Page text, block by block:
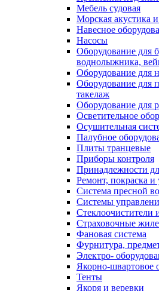
Мебель судовая
Морская акустика
Навесное
Насосы
Оборудование для
воднолыжника,
Оборудование для
Оборудование для
такелаж
Оборудование для
Осветительное
Осушительная
Палубное
Плиты транцевые
Приборы контроля
Принадлежности
Ремонт, покраска и
Система пресной
Системы
Стеклоочистители
Страховочные
Фановая система
Фурнитура,
Электро-
Якорно-швартовое
Тенты
Якоря и веревки